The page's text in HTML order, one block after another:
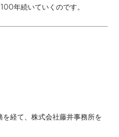
年続いていくのです。
経て、株式会社藤井事務所を